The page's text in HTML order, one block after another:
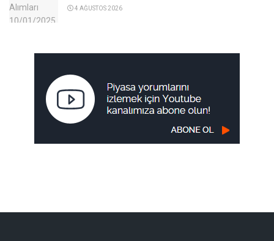
4 AĞUSTOS 2026